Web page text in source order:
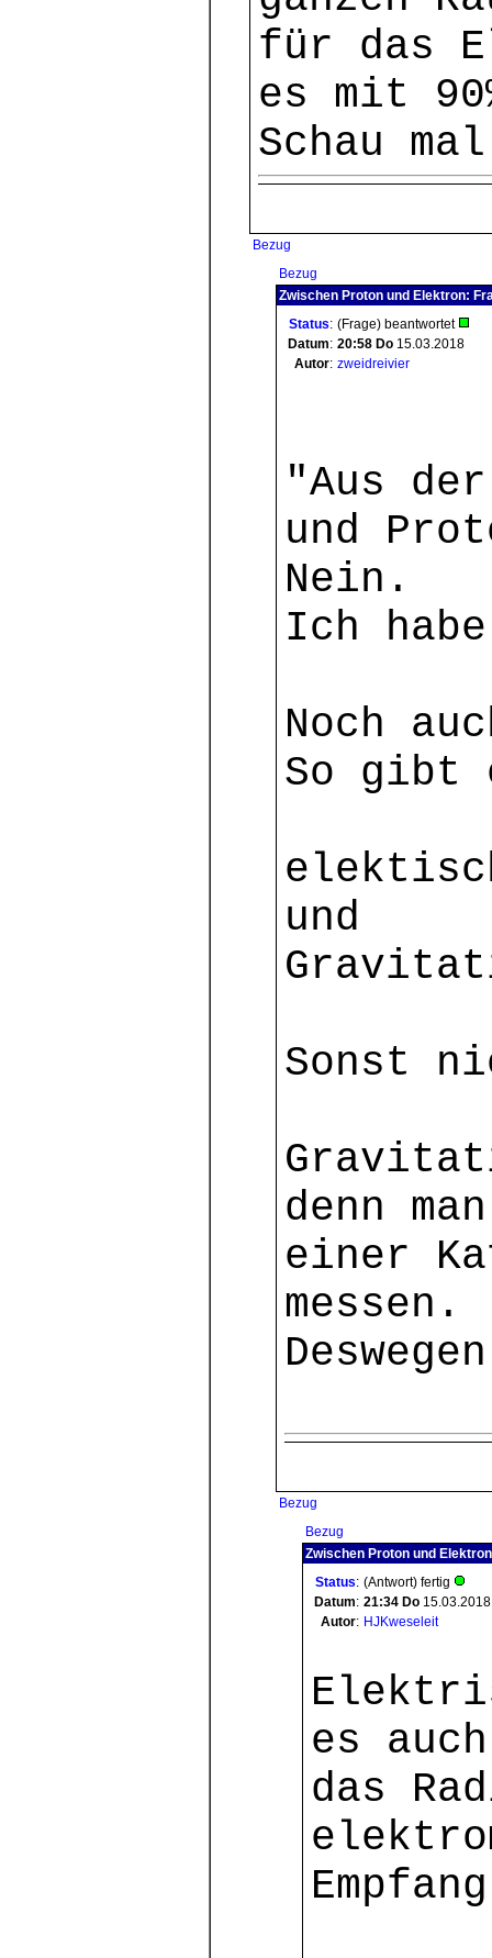
für das
es mit
Schau
Bezug
Bezug
Zwischen Proton und Elektron:
Status: (Frage) beantwortet
Datum: 20:58 Do 15.03.2018
Autor: zweidreivier
"Aus
und
Nein.
Ich
Noch
So gibt
und
Sonst
denn
einer
messen.
Bezug
Bezug
Zwischen Proton und
Status: (Antwort) fertig
Datum: 21:34 Do 15.03.2018
Autor: HJKweseleit
es
das